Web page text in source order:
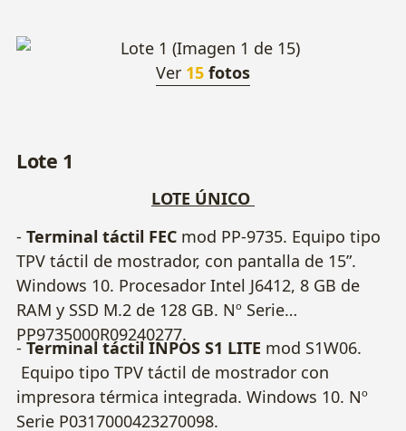
Ver 15 fotos
Lote 1
LOTE ÚNICO
- Terminal táctil FEC mod PP-9735. Equipo tipo
TPV táctil de mostrador, con pantalla de 15”.
Windows 10. Procesador Intel J6412, 8 GB de
RAM y SSD M.2 de 128 GB. Nº Serie
PP9735000R09240277.
- Terminal táctil INPOS S1 LITE mod S1W06.
Equipo tipo TPV táctil de mostrador con
impresora térmica integrada. Windows 10. Nº
Serie P0317000423270098.